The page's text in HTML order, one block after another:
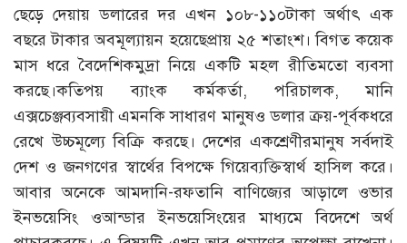
ছেড়ে দেয়ায় ডলারের দর এখন ১০৮-১১০টাকা অর্থাৎ এক
বছরে টাকার অবমূল্যায়ন হয়েছেপ্রায় ২৫ শতাংশ। বিগত কয়েক
মাস ধরে বৈদেশিকমুদ্রা নিয়ে একটি মহল রীতিমতো ব্যবসা
করছে।কতিপয় ব্যাংক কর্মকর্তা, পরিচালক, মানি
এক্সচেঞ্জব্যবসায়ী এমনকি সাধারণ মানুষও ডলার ক্রয়-পূর্বকধরে
রেখে উচ্চমূল্যে বিক্রি করছে। দেশের একশ্রেণীরমানুষ সর্বদাই
দেশ ও জনগণের স্বার্থের বিপক্ষে গিয়েব্যক্তিস্বার্থ হাসিল করে।
আবার অনেকে আমদানি-রফতানি বাণিজ্যের আড়ালে ওভার
ইনভয়েসিং ওআন্ডার ইনভয়েসিংয়ের মাধ্যমে বিদেশে অর্থ